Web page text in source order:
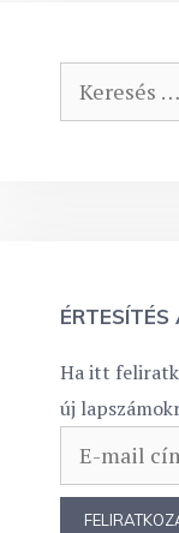
Keresés:
Ha itt
új